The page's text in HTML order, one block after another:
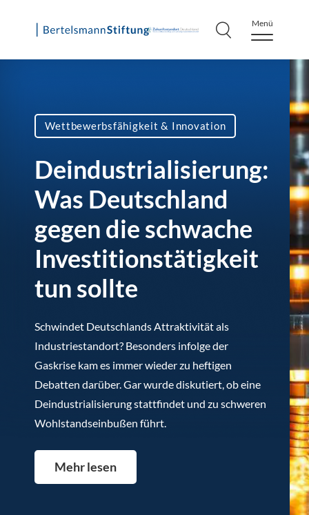
Skip
Menü
Wettbewerbsfähigkeit & Innovation
Deindustrialisierung:
Was Deutschland
gegen die schwache
Investitionstätigkeit
tun sollte
Schwindet Deutschlands Attraktivität als
Industriestandort? Besonders infolge der
Gaskrise kam es immer wieder zu heftigen
Debatten darüber. Gar wurde diskutiert, ob eine
Deindustrialisierung stattfindet und zu schweren
Wohlstandseinbußen führt.
Mehr lesen